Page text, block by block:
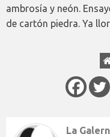
ambrosía y neón.
de cartón piedra. Ya
La